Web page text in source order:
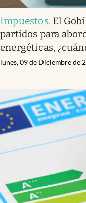
Impuestos. El
partidos para
energéticas,
lunes, 09 de Diciembre de